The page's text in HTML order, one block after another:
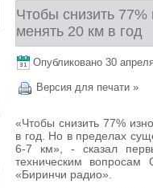
Чтобы снизить
менять 20 км в год
Опубликовано 30
Версия для печати »
«Чтобы снизить 77%
в год. Но в пределах
6-7 км», - сказал
техническим
«Биринчи радио».